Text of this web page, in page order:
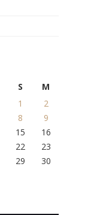
S
M
1
2
8
9
15
16
22
23
29
30